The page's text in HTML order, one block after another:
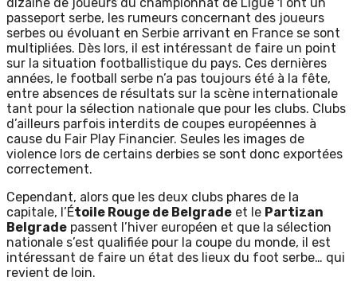
passeport serbe, les rumeurs concernant des joueurs
serbes ou évoluant en Serbie arrivant en France se sont
multipliées. Dès lors, il est intéressant de faire un point
sur la situation footballistique du pays. Ces dernières
années, le football serbe n’a pas toujours été à la fête,
entre absences de résultats sur la scène internationale
tant pour la sélection nationale que pour les clubs. Clubs
d’ailleurs parfois interdits de coupes européennes à
cause du Fair Play Financier. Seules les images de
violence lors de certains derbies se sont donc exportées
correctement.
Cependant, alors que les deux clubs phares de la
capitale, l’Étoile Rouge de Belgrade et le Partizan
Belgrade passent l’hiver européen et que la sélection
nationale s’est qualifiée pour la coupe du monde, il est
intéressant de faire un état des lieux du foot serbe… qui
revient de loin.